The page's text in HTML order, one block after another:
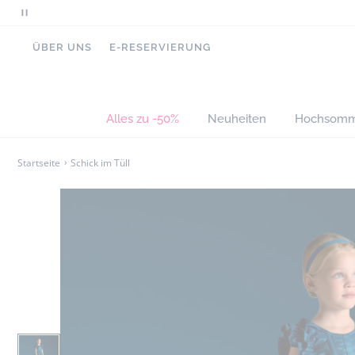
Scrollende
Nachrichten
anhalten
ÜBER UNS E-RESERVIERUNG
Alles zu -50% Neuheiten
Startseite Schick im Tüll